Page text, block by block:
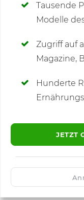
Tausende
Modelle
Zugriff auf
Magazine,
Hunderte
JETZT
🙂